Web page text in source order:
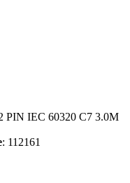
PIN IEC 60320 C7 3.0M
: 112161